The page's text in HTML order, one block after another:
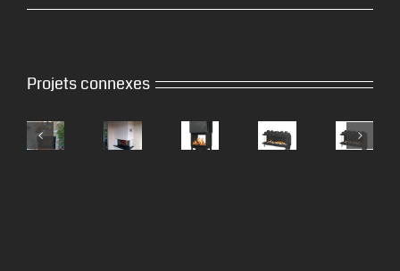
Projets connexes